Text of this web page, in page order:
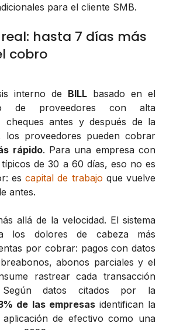
para el cliente SMB.
hasta 7 días más
cobro
interno de BILL basado en el
de proveedores con alta
cheques antes y después de la
los proveedores pueden cobrar
rápido. Para una empresa con
de 30 a 60 días, eso no es
es capital de trabajo que vuelve
antes.
allá de la velocidad. El sistema
los dolores de cabeza más
por cobrar: pagos con datos
abonos parciales y el
rastrear cada transacción
Según datos citados por la
de las empresasidentifican la
de efectivo como una